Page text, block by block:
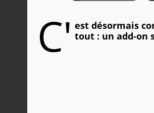
C' est désormais
tout : un add-on